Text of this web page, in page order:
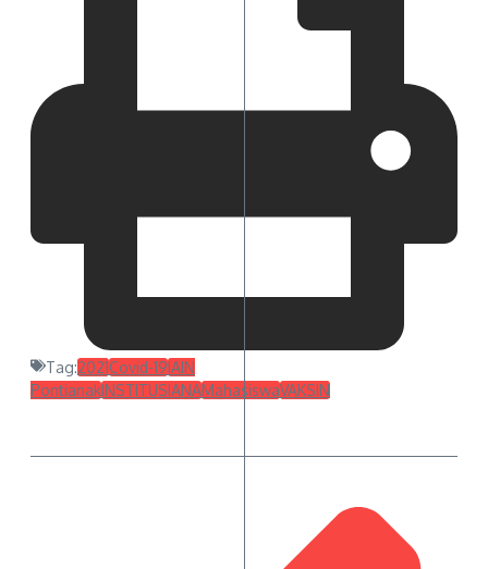
Tag:2021Covid-19IAIN
PontianakINSTITUSIANAMahasiswaVAKSIN